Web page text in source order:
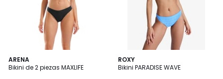
ARENA
Bikini de 2 piezas MAXLIFE
ROXY
Bikini PARADISE WAVE